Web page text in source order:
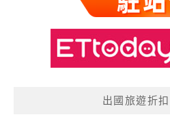
出國旅遊折